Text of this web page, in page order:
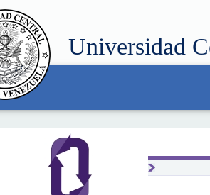
Universidad